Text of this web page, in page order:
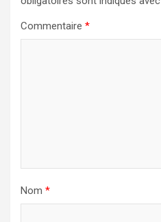
Commentaire *
Nom *